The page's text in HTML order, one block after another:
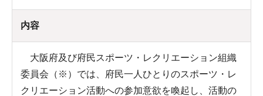
内容
大阪府及び府民スポーツ・レクリエーション組織
委員会（※）では、府民一人ひとりのスポーツ・レ
クリエーション活動への参加意欲を喚起し、活動の